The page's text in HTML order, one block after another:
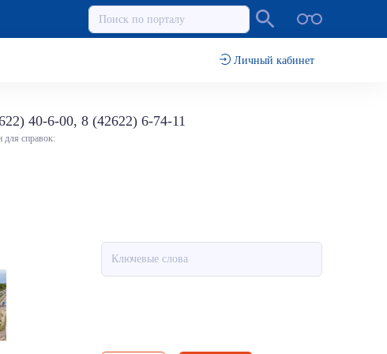
Личный кабинет
40-6-00, 8 (42622) 6-74-11
для справок: